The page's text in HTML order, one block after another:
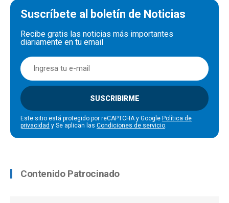
Suscríbete al boletín de Noticias
Recibe gratis las noticias más importantes
diariamente en tu email
SUSCRIBIRME
Este sitio está protegido por reCAPTCHA y Google Política de
privacidad y Se aplican las Condiciones de servicio.
Contenido Patrocinado